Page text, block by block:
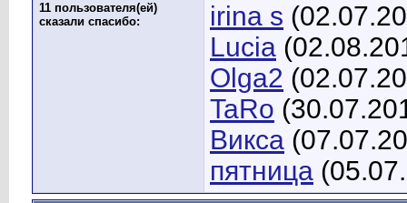
11 пользователя(ей)
сказали cпасибо:
irina s
Lucia
Olga2
TaRo
Викса
пятница